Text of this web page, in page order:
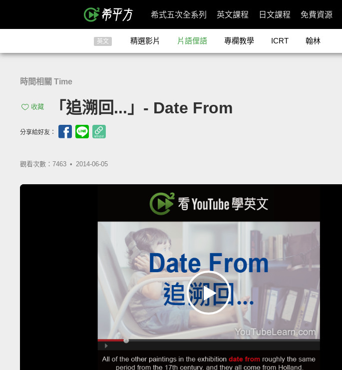
希式五次全系列 英文課程 日文課程 免費資源
英文 精選影片 片語俚語 專欄教學 ICRT 翰林
時間相關 Time
收藏 「追溯回...」- Date From
分享給好友：
觀看次數：7463 • 2014-06-05